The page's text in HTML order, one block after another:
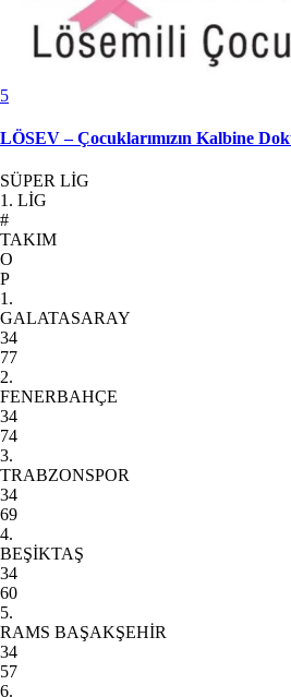
5
LÖSEV – Çocuklarımızın Kalbine
SÜPER LİG
1. LİG
#
TAKIM
O
P
1.
GALATASARAY
34
77
2.
FENERBAHÇE
34
74
3.
TRABZONSPOR
34
69
4.
BEŞİKTAŞ
34
60
5.
RAMS BAŞAKŞEHİR
34
57
6.